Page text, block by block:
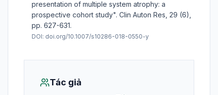
presentation of multiple system atrophy: a
prospective cohort study". Clin Auton Res, 29 (6),
pp. 627-631.
DOI: doi.org/10.1007/s10286-018-0550-y
Tác giả